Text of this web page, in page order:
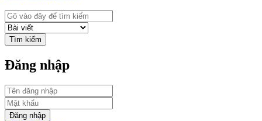
Tìm kiếm
Đăng nhập
Đăng nhập